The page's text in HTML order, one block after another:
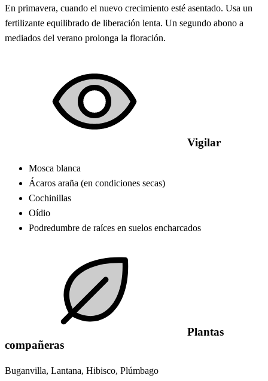
En primavera, cuando el nuevo crecimiento esté asentado. Usa un
fertilizante equilibrado de liberación lenta. Un segundo abono a
mediados del verano prolonga la floración.
Vigilar
Mosca blanca
Ácaros araña (en condiciones secas)
Cochinillas
Oídio
Podredumbre de raíces en suelos encharcados
Plantas
compañeras
Buganvilla, Lantana, Hibisco, Plúmbago